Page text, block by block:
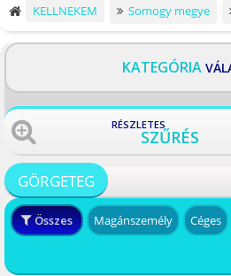
VISSZA
KELLNEKEM Somogy megye
KATEGÓRIA
RÉSZLETES
SZŰRÉS
GÖRGETEG
Összes Magánszemély Céges